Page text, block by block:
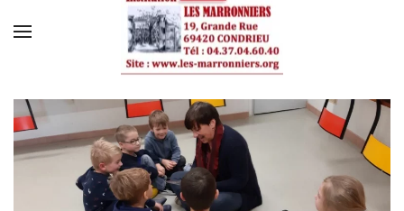
Skip to main content